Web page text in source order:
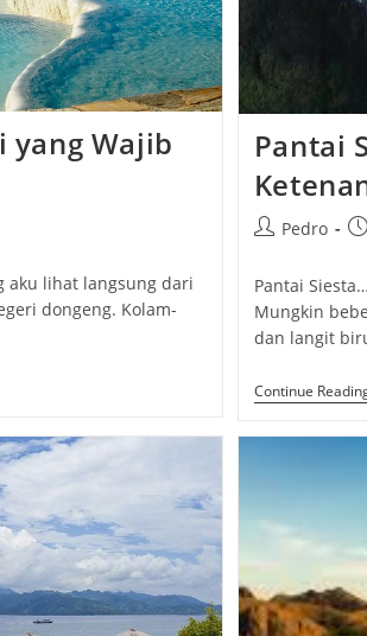
yang Wajib
aku lihat langsung dari
dongeng. Kolam-
Pantai
PostPedro
Pantai
Mungkin
dan langit
Continue